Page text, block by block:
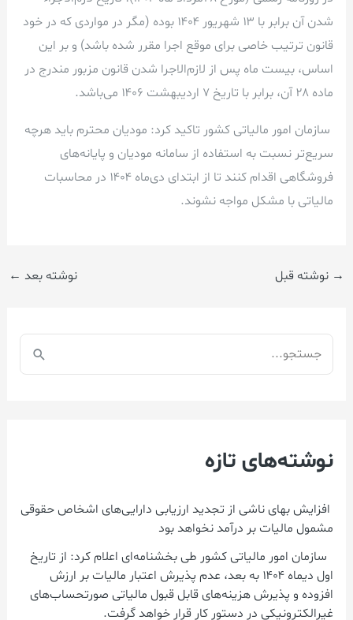
شدن آن برابر با ۱۳ شهریور ۱۴۰۴ بوده (مگر در مواردی که در خود
قانون ترتیب خاصی برای موقع اجرا مقرر شده باشد) و بر این
اساس، بیست ماه پس از لازم‌الاجرا شدن قانون مزبور مندرج در
ماده ۲۸ آن، برابر با تاریخ ۷ اردیبهشت ۱۴۰۶ می‌باشد.
سازمان امور مالیاتی کشور تاکید کرد: مودیان محترم باید هرچه
سریع‌تر نسبت به استفاده از سامانه مودیان و پایانه‌های
فروشگاهی اقدام کنند تا از ابتدای دی‌ماه ۱۴۰۴ در محاسبات
مالیاتی با مشکل مواجه نشوند.
→ نوشته قبل نوشته بعد ←
و
ر
ا
ی
:
نوشته‌های تازه
افزایش بهای ناشی از تجدید ارزیابی دارایی‌های اشخاص حقوقی
مشمول مالیات بر درآمد نخواهد بود
سازمان امور مالیاتی کشور طی بخشنامه‌ای اعلام کرد: از تاریخ
اول دیماه ۱۴۰۴ به بعد، عدم پذیرش اعتبار مالیات بر ارزش
افزوده و پذیرش هزینه‌های قابل قبول مالیاتی صورتحساب‌های
غیرالکترونیکی در دستور کار قرار خواهد گرفت.